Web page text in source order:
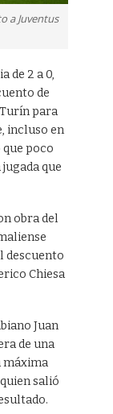
a Juventus
de 2 a 0,
de
para
incluso en
poco
que
obra del
descuento
Chiesa
Juan
de una
máxima
salió